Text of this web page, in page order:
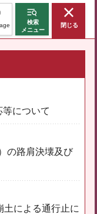
検索
メニュー
閉じる
について
の路肩決壊及び
土による通行止に